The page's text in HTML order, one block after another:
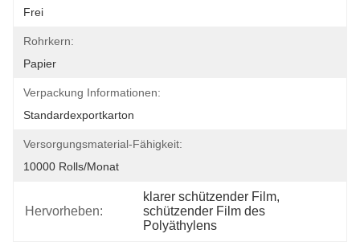
Frei
Rohrkern:
Papier
Verpackung Informationen:
Standardexportkarton
Versorgungsmaterial-Fähigkeit:
10000 Rolls/Monat
Hervorheben:
klarer schützender Film,
schützender Film des
Polyäthylens